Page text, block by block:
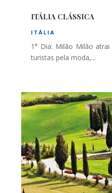
ITÁLIA CLÁSSICA
ITÁLIA
1° Dia: Milão Milão
turistas pela moda,...